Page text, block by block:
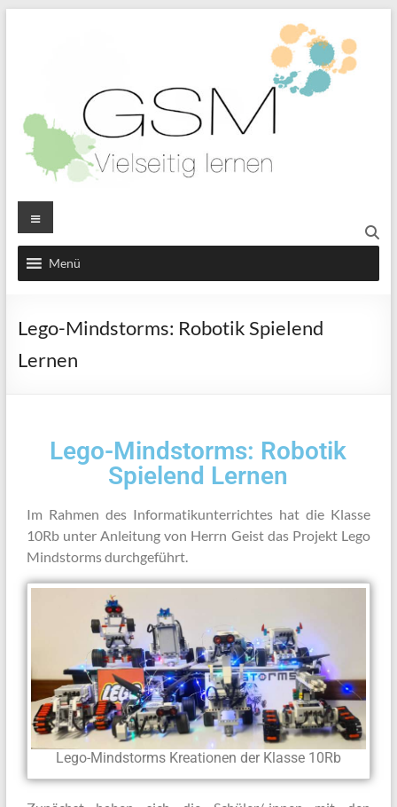
Menü
Lego-Mindstorms: Robotik Spielend
Lernen
Lego-Mindstorms: Robotik
Spielend Lernen
Im Rahmen des Informatikunterrichtes hat die Klasse
10Rb unter Anleitung von Herrn Geist das Projekt Lego
Mindstorms durchgeführt.
Lego-Mindstorms Kreationen der Klasse 10Rb